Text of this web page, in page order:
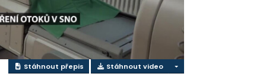
Stáhnout přepis Stáhnout video